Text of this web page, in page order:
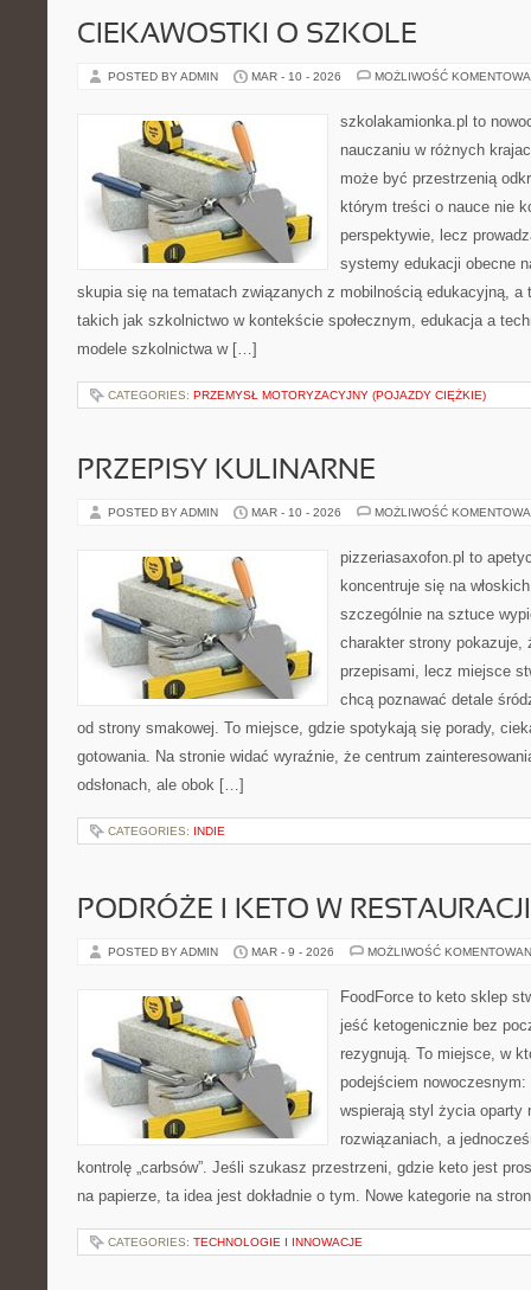
CIEKAWOSTKI O SZKOLE
POSTED BY ADMIN MAR - 10 - 2026 MOŻLIWOŚĆ
szkolakamionka.pl to
nauczaniu w różnych
może być przestrzenią
którym treści o nauce nie
perspektywie, lecz
systemy edukacji obecne
skupia się na tematach związanych z mobilnością edukacyjną, a
takich jak szkolnictwo w kontekście społecznym, edukacja a
modele szkolnictwa w […]
CATEGORIES: PRZEMYSŁ MOTORYZACYJNY (POJAZDY CIĘŻKIE)
PRZEPISY KULINARNE
POSTED BY ADMIN MAR - 10 - 2026 MOŻLIWOŚĆ
pizzeriasaxofon.pl to
koncentruje się na
szczególnie na sztuce
charakter strony pokazuje,
przepisami, lecz miejsce
chcą poznawać detale
od strony smakowej. To miejsce, gdzie spotykają się porady,
gotowania. Na stronie widać wyraźnie, że centrum
odsłonach, ale obok […]
CATEGORIES: INDIE
PODRÓŻE I KETO W RESTAURACJI
POSTED BY ADMIN MAR - 9 - 2026 MOŻLIWOŚĆ
FoodForce to keto sklep
jeść ketogenicznie bez
rezygnują. To miejsce, w
podejściem
wspierają styl życia oparty
rozwiązaniach, a
kontrolę „carbsów”. Jeśli szukasz przestrzeni, gdzie keto jest
na papierze, ta idea jest dokładnie o tym. Nowe kategorie na
CATEGORIES: TECHNOLOGIE I INNOWACJE